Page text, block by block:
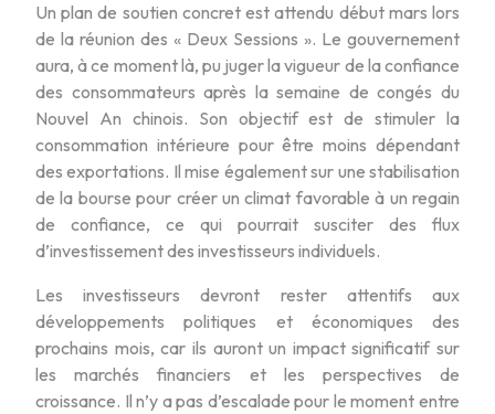
Un plan de soutien concret est attendu début mars lors
de la réunion des « Deux Sessions ». Le gouvernement
aura, à ce moment là, pu juger la vigueur de la confiance
des consommateurs après la semaine de congés du
Nouvel An chinois. Son objectif est de stimuler la
consommation intérieure pour être moins dépendant
des exportations. Il mise également sur une stabilisation
de la bourse pour créer un climat favorable à un regain
de confiance, ce qui pourrait susciter des flux
d’investissement des investisseurs individuels.
Les investisseurs devront rester attentifs aux
développements politiques et économiques des
prochains mois, car ils auront un impact significatif sur
les marchés financiers et les perspectives de
croissance. Il n’y a pas d’escalade pour le moment entre